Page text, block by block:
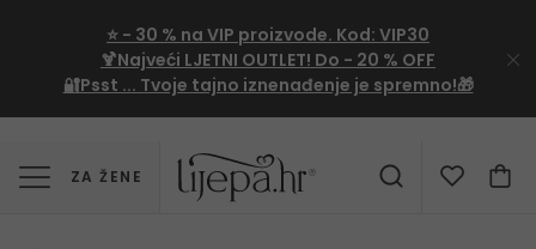
⭐ - 30 % na VIP proizvode. Kod: VIP30
🍹Najveći LJETNI OUTLET! Do - 20 % OFF
🔐Psst ... Tvoje tajno iznenađenje je spremno!🎁
ZA ŽENE